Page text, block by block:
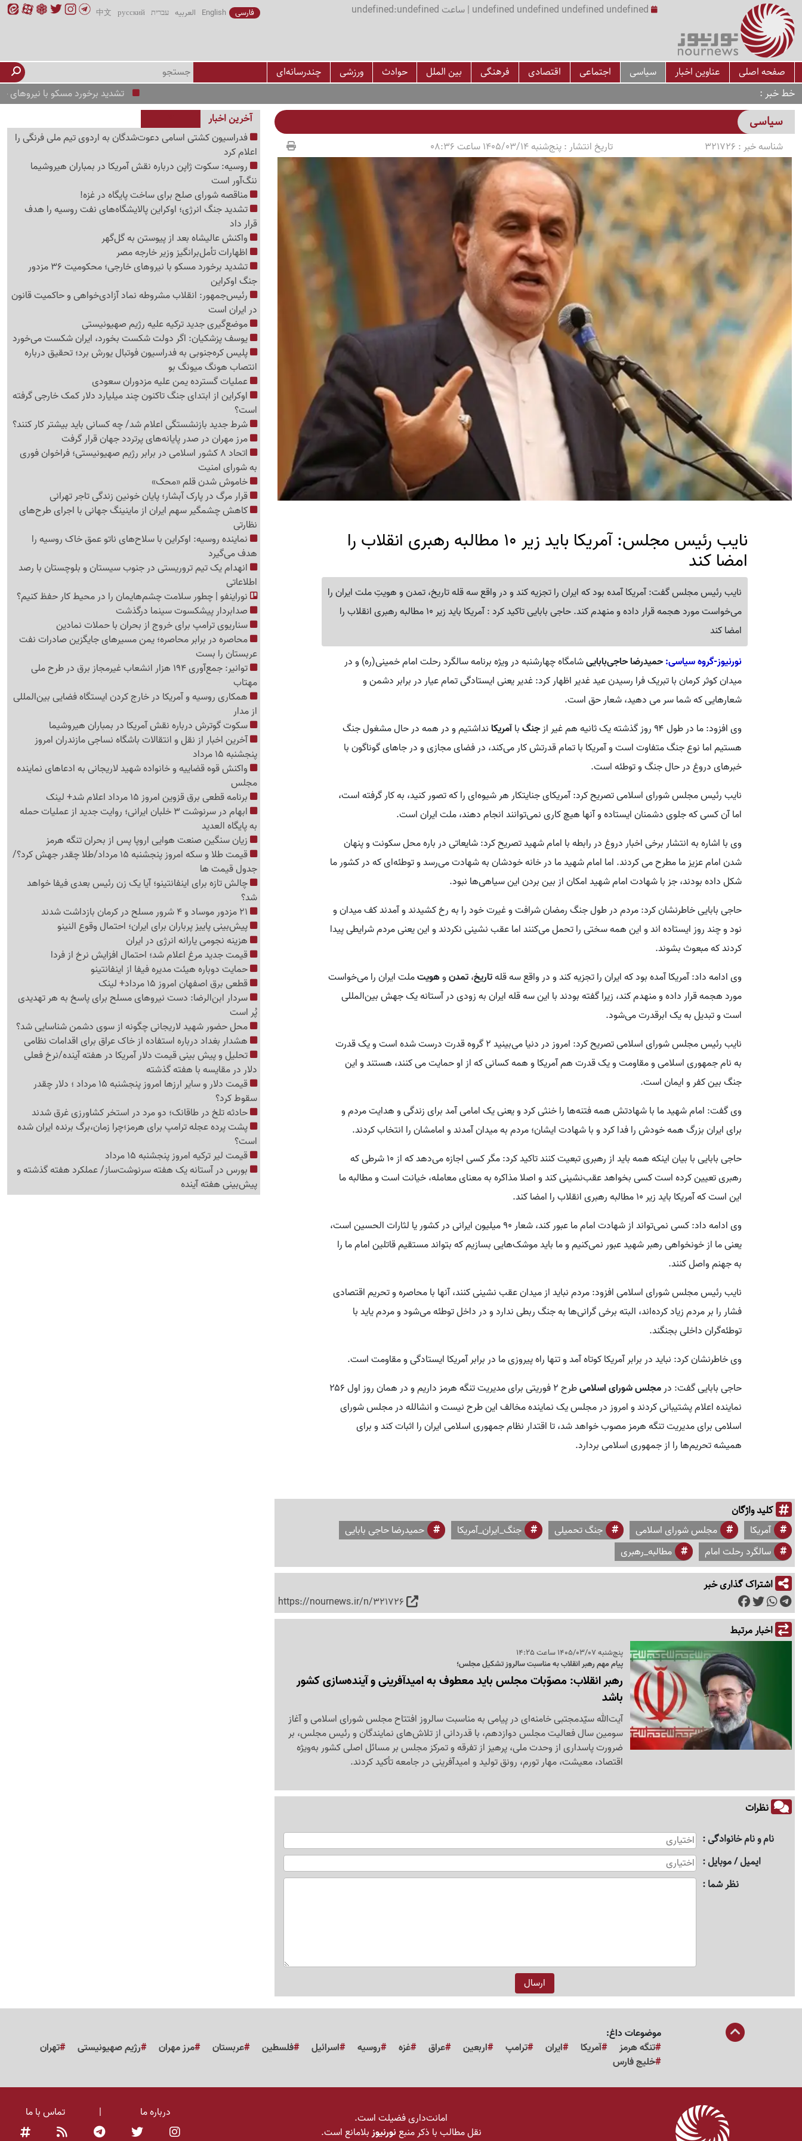
undefined undefined undefined undefined | ساعت undefined:undefined فارسی English العربیه עברית русский
中文
صفحه اصلی عناوین اخبار سیاسی اجتماعی اقتصادی فرهنگی بین الملل حوادث ورزشی
چندرسانه‌ای
خط خبر
تشدید برخورد مسکو با نیروهای خارجی؛ محکومیت 36 مزدور
سیاسی
شناسه خبر : 321726 تاریخ انتشار :پنج‌شنبه 1405/03/14 ساعت 08:36
نایب رئیس مجلس: آمریکا باید زیر 10 مطالبه رهبری انقلاب را
امضا کند
نایب رئیس مجلس گفت: آمریکا آمده بود که ایران را تجزیه کند و در واقع سه قله تاریخ، تمدن و هویتِ ملت ایران را
می‌خواست مورد هجمه قرار داده و منهدم کند. حاجی بابایی تاکید کرد : آمریکا باید زیر 10 مطالبه رهبری انقلاب را
امضا کند
نورنیوز-گروه سیاسی:حمیدرضا حاجی‌باباییشامگاه چهارشنبه در ویژه برنامه سالگرد رحلت امام خمینی(ره) و در
میدان کوثر کرمان با تبریک فرا رسیدن عید غدیر اظهار کرد: غدیر یعنی ایستادگی تمام عیار در برابر دشمن و
شعارهایی که شما سر می دهید، شعار حق است.
وی افزود: ما در طول ۹۴ روز گذشته یک ثانیه هم غیر از
جنگباآمریکانداشتیم و در همه در حال مشغول جنگ
هستیم اما نوع جنگ متفاوت است و آمریکا با تمام قدرتش کار می‌کند، در فضای مجازی و در جاهای گوناگون با
خبرهای دروغ در حال جنگ و توطئه است.
نایب رئیس مجلس شورای اسلامی تصریح کرد: آمریکای جنایتکار هر شیوه‌ای را که تصور کنید، به کار گرفته است،
اما آن کسی که جلوی دشمنان ایستاده و آنها هیچ کاری نمی‌توانند انجام دهند، ملت ایران است.
وی با اشاره به انتشار برخی اخبار دروغ در رابطه با امام شهید تصریح کرد: شایعاتی در باره محل سکونت و پنهان
شدن امام عزیز ما مطرح می کردند. اما امام شهید ما در خانه خودشان‌ به شهادت می‌رسد و توطئه‌ای که در کشور ما
شکل داده بودند، جز با شهادت امام شهید امکان از بین بردن این سیاهی‌ها نبود.
حاجی بابایی خاطرنشان کرد: مردم در طول جنگ رمضان شرافت و غیرت خود را به رخ کشیدند و آمدند کف میدان و
نود و چند روز ایستاده اند و این همه سختی را تحمل می‌کنند اما عقب نشینی نکردند و این یعنی مردم شرایطی‌ پیدا
کردند که مبعوث بشوند.
وی ادامه داد: آمریکا آمده بود که ایران را تجزیه کند و در واقع سه قلهتاریخ،تمدنوهویتملت ایران را می‌خواست
مورد هجمه قرار داده و منهدم کند، زیرا گفته بودند با این سه قله ایران به زودی در آستانه یک جهش بین‌المللی
است و تبدیل به یک ابرقدرت می‌شود.
نایب رئیس مجلس شورای اسلامی تصریح کرد: امروز در دنیا می‌بینید ۲ گروه قدرت درست شده است و یک قدرت
به نام جمهوری اسلامی و مقاومت و یک قدرت هم آمریکا و همه کسانی که از او حمایت می کنند، هستند و این
جنگ بین کفر و ایمان است.
وی گفت: امام شهید ما با شهادتش همه فتنه‌ها را خنثی کرد و یعنی یک امامی آمد برای زندگی و هدایت مردم و
برای ایران بزرگ همه خودش را فدا کرد و با شهادت ایشان؛ مردم به میدان آمدند و امامشان را انتخاب کردند.
حاجی بابایی با بیان اینکه همه باید از رهبری تبعیت کنند تاکید کرد: مگر کسی اجازه می‌دهد که از ۱۰ شرطی که
رهبری تعیین کرده است کسی بخواهد عقب‌نشینی کند و اصلا مذاکره به معنای معامله، خیانت است و مطالبه ما
این است که آمریکا باید زیر ۱۰ مطالبه رهبری انقلاب را امضا کند.
وی ادامه داد: کسی نمی‌تواند از شهادت امام ما عبور کند، شعار ۹۰ میلیون ایرانی در کشور یا لثارات الحسین است،
یعنی ما از خونخواهی رهبر شهید عبور نمی‌کنیم و ما باید موشک‌هایی بسازیم که بتواند مستقیم قاتلین امام ما را
به جهنم واصل کنند.
نایب رئیس مجلس شورای اسلامی افزود: مردم نباید از میدان عقب نشینی کنند، آنها با محاصره و تحریم اقتصادی
فشار را بر مردم زیاد کرده‌اند، البته برخی گرانی‌ها به جنگ ربطی ندارد و در داخل توطئه می‌شود و مردم یاید با
توطئه‌گران داخلی بجنگند.
وی خاطرنشان کرد: نباید در برابر آمریکا کوتاه آمد و تنها راه پیروزی ما در برابر آمریکا ایستادگی و مقاومت است.
حاجی بابایی گفت: درمجلس شورای اسلامی
طرح ۲ فوریتی برای مدیریت تنگه هرمز داریم و در همان روز اول ۲۵۶
نماینده اعلام پشتیبانی کردند و امروز در مجلس یک نماینده مخالف این طرح نیست و انشالله در مجلس شورای
اسلامی برای مدیریت تنگه هرمز مصوب خواهد شد، تا اقتدار نظام جمهوری اسلامی ایران را اثبات کند و برای
همیشه تحریم‌ها را از جمهوری اسلامی بردارد.
کلید واژگان
آمریکا مجلس شورای اسلامی جنگ تحمیلی جنگ_ایران_آمریکا
حمیدرضا حاجی بابایی
سالگرد رحلت امام
مطالبه_رهبری
اشتراک گذاری خبر
https://nournews.ir/n/321726
اخبار مرتبط
پنج‌شنبه 1405/03/07 ساعت 14:25
پیام مهم رهبر انقلاب به مناسبت سالروز تشکیل مجلس؛
رهبر انقلاب: مصوّبات مجلس باید معطوف به امیدآفرینی و آینده‌سازی کشور
باشد
آیت‌الله سیّدمجتبی خامنه‌ای در پیامی به مناسبت سالروز افتتاح مجلس شورای اسلامی و آغاز
سومین سال فعالیت مجلس دوازدهم، با قدردانی از تلاش‌های نمایندگان و رئیس مجلس، بر
ضرورت پاسداری از وحدت ملی، پرهیز از تفرقه و تمرکز مجلس بر مسائل اصلی کشور به‌ویژه
اقتصاد، معیشت، مهار تورم، رونق تولید و امیدآفرینی در جامعه تأکید کردند.
نظرات
نام و نام خانوادگی
ایمیل / موبایل
نظر شما
آخرین اخبار
فدراسیون کشتی اسامی دعوت‌شدگان به اردوی تیم ملی فرنگی را
اعلام کرد
روسیه: سکوت ژاپن درباره نقش آمریکا در بمباران هیروشیما
ننگ‌آور است
مناقصه شورای صلح برای ساخت پایگاه در غزه!
تشدید جنگ انرژی؛ اوکراین پالایشگاه‌های نفت روسیه را هدف
قرار داد
واکنش عالیشاه بعد از پیوستن به گل‌گهر
اظهارات تأمل‌برانگیز وزیر خارجه مصر
تشدید برخورد مسکو با نیروهای خارجی؛ محکومیت 36 مزدور
جنگ اوکراین
رئیس‌جمهور: انقلاب مشروطه نماد آزادی‌خواهی و حاکمیت قانون
در ایران است
موضع‌گیری جدید ترکیه علیه رژیم صهیونیستی
یوسف پزشکیان: اگر دولت شکست بخورد، ایران شکست می‌خورد
پلیس کره‌جنوبی به فدراسیون فوتبال یورش برد؛ تحقیق درباره
انتصاب هونگ میونگ بو
عملیات گسترده یمن علیه مزدوران سعودی
اوکراین از ابتدای جنگ تاکنون چند میلیارد دلار کمک خارجی گرفته
است؟
شرط جدید بازنشستگی اعلام شد/ چه کسانی باید بیشتر کار کنند؟
مرز مهران در صدر پایانه‌های پرتردد جهان قرار گرفت
اتحاد 8 کشور اسلامی در برابر رژیم صهیونیستی؛ فراخوان فوری
به شورای امنیت
خاموش شدن قلم «محک»
قرار مرگ در پارک آبشار؛ پایان خونین زندگی تاجر تهرانی
کاهش چشمگیر سهم ایران از ماینینگ جهانی با اجرای طرح‌های
نظارتی
نماینده روسیه: اوکراین با سلاح‌های ناتو عمق خاک روسیه را
هدف می‌گیرد
انهدام یک تیم تروریستی در جنوب سیستان و بلوچستان با رصد
اطلاعاتی
نوراینفو | چطور سلامت چشم‌هایمان را در محیط کار حفظ کنیم؟
صدابردار پیشکسوت سینما درگذشت
سناریوی ترامپ برای خروج از بحران با حملات نمادین
محاصره در برابر محاصره؛ یمن مسیرهای جایگزین صادرات نفت
عربستان را بست
توانیر: جمع‌آوری 194 هزار انشعاب غیرمجاز برق در طرح ملی
مهتاب
همکاری روسیه و آمریکا در خارج کردن ایستگاه فضایی بین‌المللی
از مدار
سکوت گوترش درباره نقش آمریکا در بمباران هیروشیما
آخرین اخبار از نقل و انتقالات باشگاه نساجی مازندران امروز
پنجشنبه 15 مرداد
واکنش قوه قضاییه و خانواده شهید لاریجانی به ادعاهای نماینده
مجلس
برنامه قطعی برق قزوین امروز 15 مرداد اعلام شد+ لینک
ابهام در سرنوشت 3 خلبان ایرانی؛ روایت جدید از عملیات حمله
به پایگاه العدید
زیان سنگین صنعت هوایی اروپا پس از بحران تنگه هرمز
قیمت طلا و سکه امروز پنجشنبه 15 مرداد/طلا چقدر جهش کرد؟/
جدول قیمت ها
چالش تازه برای اینفانتینو؛ آیا یک زن رئیس بعدی فیفا خواهد
شد؟
پیش‌بینی پاییز پرباران برای ایران؛ احتمال وقوع النینو
هزینه نجومی یارانه انرژی در ایران
قیمت جدید مرغ اعلام شد؛ احتمال افزایش نرخ از فردا
حمایت دوباره هیئت مدیره فیفا از اینفانتینو
قطعی برق اصفهان امروز 15 مرداد+ لینک
سردار ابن‌الرضا: دست نیروهای مسلح برای پاسخ به هر تهدیدی
پُر است
محل حضور شهید لاریجانی چگونه از سوی دشمن شناسایی شد؟
هشدار بغداد درباره استفاده از خاک عراق برای اقدامات نظامی
تحلیل و پیش بینی قیمت دلار آمریکا در هفته آینده/نرخ فعلی
دلار در مقایسه با هفته گذشته
قیمت دلار و سایر ارزها امروز پنجشنبه 15 مرداد ؛ دلار چقدر
سقوط کرد؟
حادثه تلخ در طاقانک؛ دو مرد در استخر کشاورزی غرق شدند
پشت پرده عجله ترامپ برای هرمز؛چرا زمان،برگ برنده ایران شده
است؟
قیمت لیر ترکیه امروز پنجشنبه 15 مرداد
بورس در آستانه یک هفته سرنوشت‌ساز/ عملکرد هفته گذشته و
پیش‌بینی هفته آینده
موضوعات داغ:
تنگه هرمز
آمریکا ایران ترامپ اربعین عراق غزه روسیه اسرائیل فلسطین عربستان مرز مهران رژیم صهیونیستی
تهران
خلیج فارس
امانت‌داری فضیلت است.
نقل مطالب با ذکر منبعنورنیوزبلامانع است.
درباره ما | تماس با ما